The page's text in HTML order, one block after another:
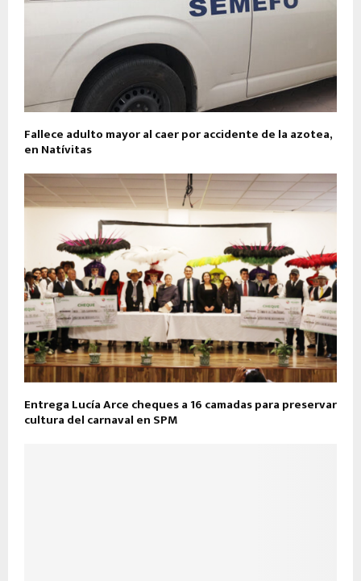
Fallece adulto mayor al caer por accidente de la azotea,
en Natívitas
Entrega Lucía Arce cheques a 16 camadas para preservar
cultura del carnaval en SPM